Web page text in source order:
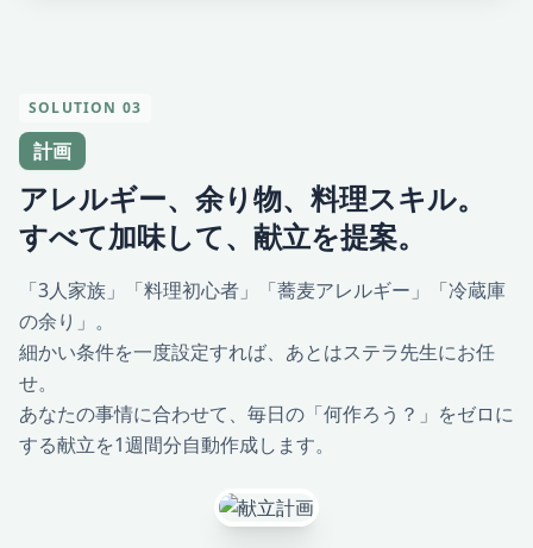
SOLUTION 03
計画
アレルギー、余り物、料理スキル。
すべて加味して、献立を提案。
「3人家族」「料理初心者」「蕎麦アレルギー」「冷蔵庫
の余り」。
細かい条件を一度設定すれば、あとはステラ先生にお任
せ。
あなたの事情に合わせて、毎日の「何作ろう？」をゼロに
する献立を1週間分自動作成します。